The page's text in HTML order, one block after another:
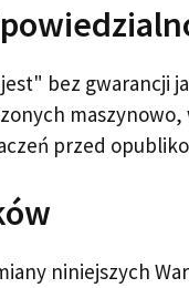
bez gwarancji
przed
niniejszych